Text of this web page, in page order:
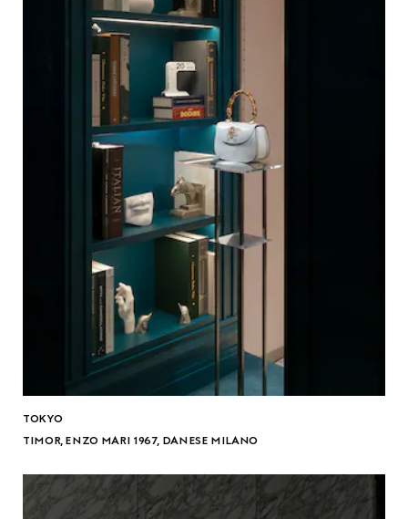
TOKYO
TIMOR, ENZO MARI 1967, DANESE MILANO